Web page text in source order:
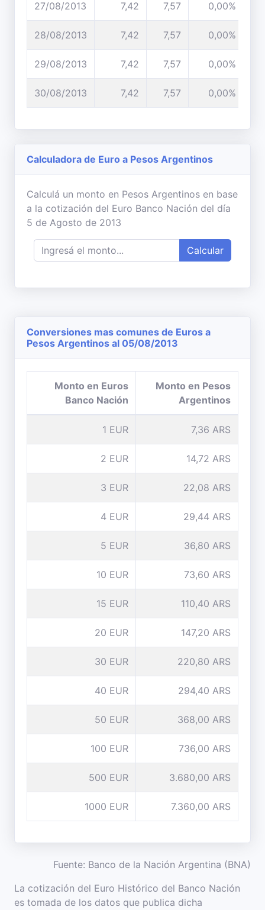
27/08/2013 7,42 7,57 0,00%
28/08/2013 7,42 7,57 0,00%
29/08/2013 7,42 7,57 0,00%
30/08/2013 7,42 7,57 0,00%
Calculadora de Euro a Pesos Argentinos
Calculá un monto en Pesos Argentinos en base
a la cotización del Euro Banco Nación del día
5 de Agosto de 2013
Calcular
Conversiones mas comunes de Euros a
Pesos Argentinos al 05/08/2013
Monto en Euros
Banco Nación
Monto en Pesos
Argentinos
1 EUR 7,36 ARS
2 EUR 14,72 ARS
3 EUR 22,08 ARS
4 EUR 29,44 ARS
5 EUR 36,80 ARS
10 EUR 73,60 ARS
15 EUR 110,40 ARS
20 EUR 147,20 ARS
30 EUR 220,80 ARS
40 EUR 294,40 ARS
50 EUR 368,00 ARS
100 EUR 736,00 ARS
500 EUR 3.680,00 ARS
1000 EUR 7.360,00 ARS
Fuente: Banco de la Nación Argentina (BNA)
La cotización del Euro Histórico del Banco Nación
es tomada de los datos que publica dicha